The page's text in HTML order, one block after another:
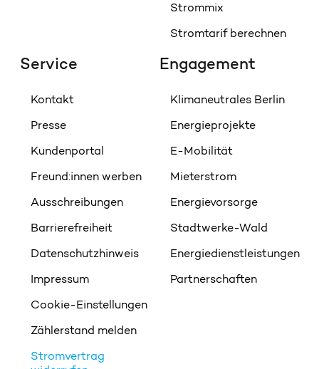
Strommix
Stromtarif berechnen
Service
Kontakt
Presse
Kundenportal
Freund:innen werben
Ausschreibungen
Barrierefreiheit
Datenschutzhinweis
Impressum
Cookie-Einstellungen
Zählerstand melden
Stromvertrag
Engagement
Klimaneutrales Berlin
Energieprojekte
E-Mobilität
Mieterstrom
Energievorsorge
Stadtwerke-Wald
Energiedienstleistungen
Partnerschaften